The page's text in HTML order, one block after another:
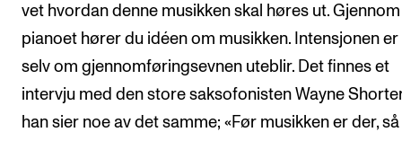
vet hvordan denne musikken skal høres ut.
pianoet hører du idéen om musikken. Intensjonen er
selv om gjennomføringsevnen uteblir. Det finnes et
intervju med den store saksofonisten Wayne
han sier noe av det samme; «Før musikken er der, så